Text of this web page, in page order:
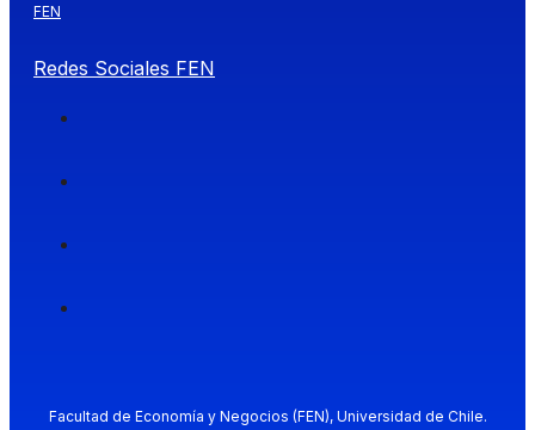
FEN
Redes Sociales FEN
Facultad de Economía y Negocios (FEN), Universidad de Chile.